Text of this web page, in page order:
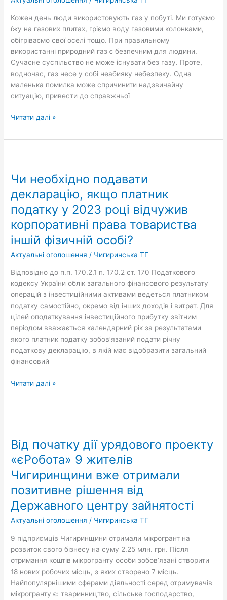
Кожен день люди використовують газ у побуті. Ми готуємо
їжу на газових плитах, гріємо воду газовими колонками,
обігріваємо свої оселі тощо. При правильному
використанні природний газ є безпечним для людини.
Сучасне суспільство не може існувати без газу. Проте,
водночас, газ несе у собі неабияку небезпеку. Одна
маленька помилка може спричинити надзвичайну
ситуацію, привести до справжньої
безпечного
використання
газу
в
побуті
Читати далі »
Чи необхідно подавати
декларацію, якщо платник
податку у 2023 році відчужив
корпоративні права товариства
іншій фізичній особі?
Актуальні оголошення / Чигиринська ТГ
Відповідно до п.п. 170.2.1 п. 170.2 ст. 170 Податкового
кодексу України облік загального фінансового результату
операцій з інвестиційними активами ведеться платником
податку самостійно, окремо від інших доходів і витрат. Для
цілей оподаткування інвестиційного прибутку звітним
періодом вважається календарний рік за результатами
якого платник податку зобов’язаний подати річну
податкову декларацію, в якій має відобразити загальний
фінансовий
подавати
якщо
платник
податку
у
2023
році
корпоративні
права
товариства
іншій
фізичній
особі?
Читати далі »
Від початку дії урядового проекту
«єРобота» 9 жителів
Чигиринщини вже отримали
позитивне рішення від
Державного центру зайнятості
Актуальні оголошення / Чигиринська ТГ
9 підприємців Чигиринщини отримали мікрогрант на
розвиток свого бізнесу на суму 2.25 млн. грн. Після
отримання коштів мікрогранту особи зобов’язані створити
18 нових робочих місць, з яких створено 7 місць.
Найпопулярнішими сферами діяльності серед отримувачів
мікрогранту є: тваринництво, сільське господарство,
дії
урядового
проекту
«єРобота» 9 жителів
Чигиринщини
вже
отримали
позитивне
Державного
центру
зайнятості